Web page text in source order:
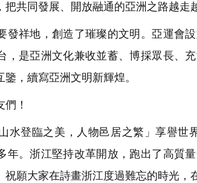
共同發展、開放融通的亞洲之路越走
祥地，創造了璀璨的文明。亞運會
，是亞洲文化兼收並蓄、博採眾長、
，續寫亞洲文明新輝煌。
！
登臨之美，人物邑居之繁」享譽世
年。浙江堅持改革開放，跑出了高質
願大家在詩畫浙江度過難忘的時光，